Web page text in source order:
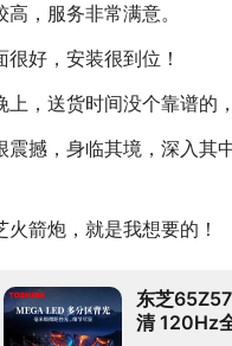
，服务非常满意。
好，安装很到位！
，送货时间没个靠谱的
撼，身临其境，深入其中
箭炮，就是我想要的！
东芝
清 120Hz